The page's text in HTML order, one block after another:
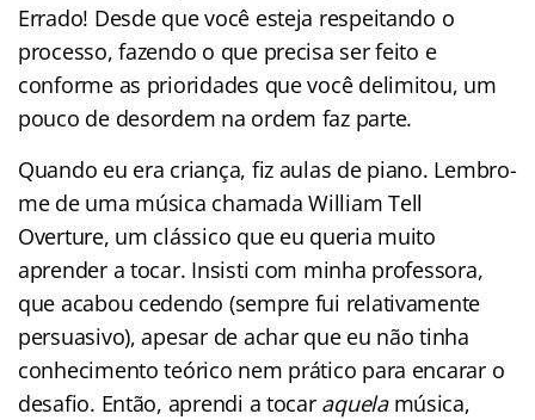
Errado! Desde que você esteja respeitando o
processo, fazendo o que precisa ser feito e
conforme as prioridades que você delimitou, um
pouco de desordem na ordem faz parte.
Quando eu era criança, fiz aulas de piano. Lembro-
me de uma música chamada William Tell
Overture, um clássico que eu queria muito
aprender a tocar. Insisti com minha professora,
que acabou cedendo (sempre fui relativamente
persuasivo), apesar de achar que eu não tinha
conhecimento teórico nem prático para encarar o
desafio. Então, aprendi a tocar aquela música,